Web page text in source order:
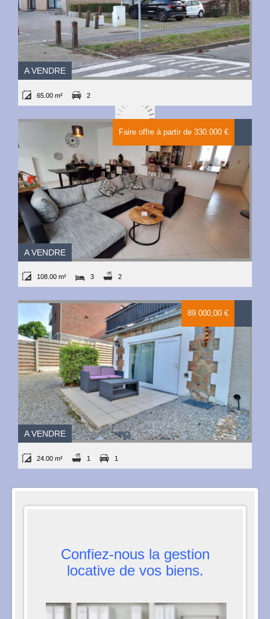
A VENDRE
65.00 m² 2
A VENDRE
Faire offre à partir de 330.000 €
108.00 m² 3 2
A VENDRE
89 000,00 €
24.00 m² 1 1
Confiez-nous la gestion
locative de vos biens.